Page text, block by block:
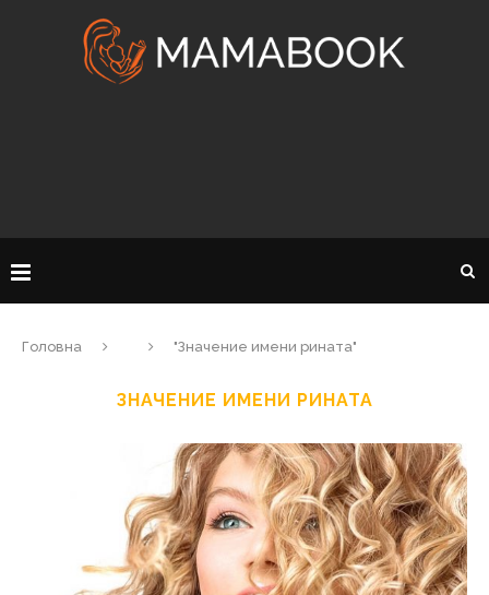
Головна "Значение имени рината"
ЗНАЧЕНИЕ ИМЕНИ РИНАТА